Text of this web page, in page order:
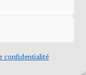
confidentialité